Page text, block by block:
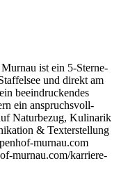
ist ein 5-Sterne-
und direkt am
beeindruckendes
ein anspruchsvoll-
Naturbezug, Kulinarik
& Texterstellung
murnau.com
murnau.com/karriere-